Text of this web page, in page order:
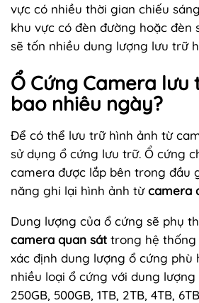
vực có nhiều thời gian chiếu
khu vực có đèn đường hoặc đèn
sẽ tốn nhiều dung lượng lưu trữ
Ổ Cứng Camera lưu
bao nhiêu ngày?
Để có thể lưu trữ hình ảnh từ
sử dụng ổ cứng lưu trữ. Ổ cứng
camera được lắp bên trong đầu
năng ghi lại hình ảnh từcamera
Dung lượng của ổ cứng sẽ phụ
camera quan sáttrong hệ thống
xác định dung lượng ổ cứng phù
nhiều loại ổ cứng với dung
250GB, 500GB, 1TB, 2TB, 4TB,